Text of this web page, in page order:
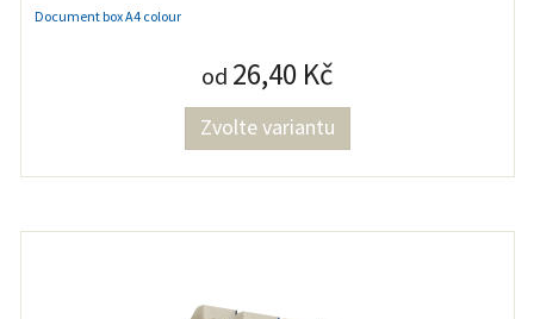
Document box A4 colour
od 26,40 Kč
Zvolte variantu